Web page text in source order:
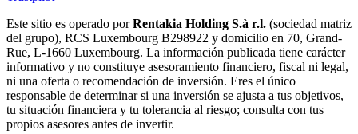
Este sitio es operado porRentakia Holding S.à r.l. (sociedad matriz
del grupo), RCS Luxembourg B298922 y domicilio en 70, Grand-
Rue, L-1660 Luxembourg. La información publicada tiene carácter
informativo y no constituye asesoramiento financiero, fiscal ni legal,
ni una oferta o recomendación de inversión. Eres el único
responsable de determinar si una inversión se ajusta a tus objetivos,
tu situación financiera y tu tolerancia al riesgo; consulta con tus
propios asesores antes de invertir.